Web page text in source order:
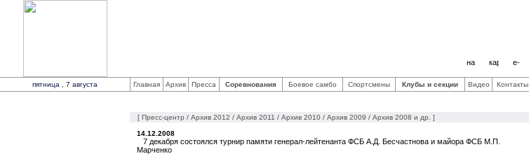
пятница , 7 августа Главная Архив Пресса Соревнования Боевое самбо Спортсмены Клубы и секции Видео Контакты
[ Пресс-центр / Архив 2012 / Архив 2011 / Архив 2010 / Архив 2009 / Архив 2008 и др. ]
14.12.2008
7 декабря состоялся турнир памяти генерал-лейтенанта ФСБ А.Д. Бесчастнова и майора ФСБ М.П.
Марченко